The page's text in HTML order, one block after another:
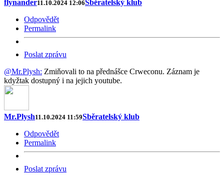
flynander11.10.2024 12:06Sběratelský klub
Odpovědět
Permalink
Poslat zprávu
@Mr.Plysh: Zmiňovali to na přednášce Crweconu. Záznam je
kdyžtak dostupný i na jejich youtube.
Mr.Plysh11.10.2024 11:59Sběratelský klub
Odpovědět
Permalink
Poslat zprávu